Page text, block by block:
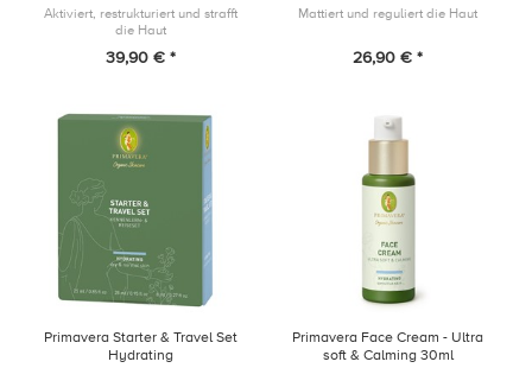
Aktiviert, restrukturiert und strafft
die Haut
39,90 € *
Mattiert und reguliert die Haut
26,90 € *
Primavera Starter & Travel Set
Hydrating
Primavera Face Cream - Ultra
soft & Calming 30ml